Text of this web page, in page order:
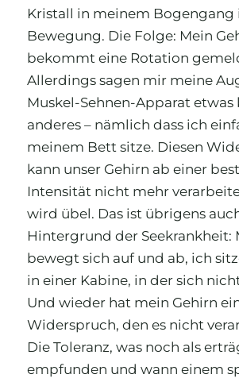
Kristall in meinem Bogengang
Bewegung. Die Folge: Mein
bekommt eine Rotation
Allerdings sagen mir meine
Muskel-Sehnen-Apparat
anderes – nämlich dass ich
meinem Bett sitze. Diesen
kann unser Gehirn ab einer
Intensität nicht mehr
wird übel. Das ist übrigens
Hintergrund der Seekrankheit:
bewegt sich auf und ab, ich
in einer Kabine, in der sich
Und wieder hat mein Gehirn
Widerspruch, den es nicht
Die Toleranz, was noch als
empfunden und wann einem